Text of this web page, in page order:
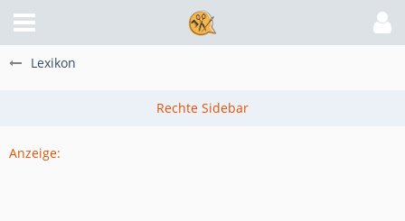
Lexikon
Anzeige: